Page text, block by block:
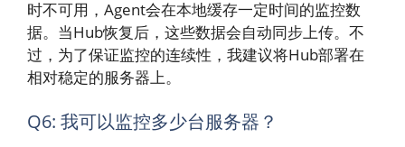
时不可用，Agent会在本地缓存一定时间的监控数
据。当Hub恢复后，这些数据会自动同步上传。不
过，为了保证监控的连续性，我建议将Hub部署在
相对稳定的服务器上。
Q6: 我可以监控多少台服务器？